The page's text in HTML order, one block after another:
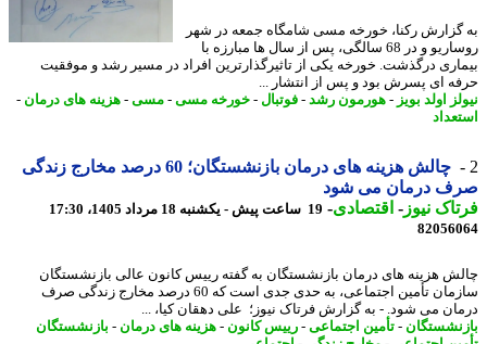
رکنا، خورخه مسی شامگاه جمعه در شهر
روساریو و در 68 سالگی، پس از سال ها مبارزه با
درگذشت. خورخه یکی از تاثیرگذارترین افراد در مسیر رشد و موفقیت
ای پسرش بود و پس از انتشار ...
اولد بویز -هورمون رشد -فوتبال-خورخه مسی-مسی-هزینه های درمان -
چالش هزینه های درمان بازنشستگان؛ 60 درصد مخارج زندگی
درمان می شود
نیوز-اقتصادی-19 ساعت پیش - یکشنبه 18 مرداد 1405، 17:30
هزینه های درمان بازنشستگان به گفته رییس کانون عالی بازنشستگان
سازمان تأمین اجتماعی، به حدی جدی است که 60 درصد مخارج زندگی صرف
می شود. - به گزارش فرتاک نیوز؛ علی دهقان کیا، ...
-تأمین اجتماعی-رییس کانون-هزینه های درمان -بازنشستگان